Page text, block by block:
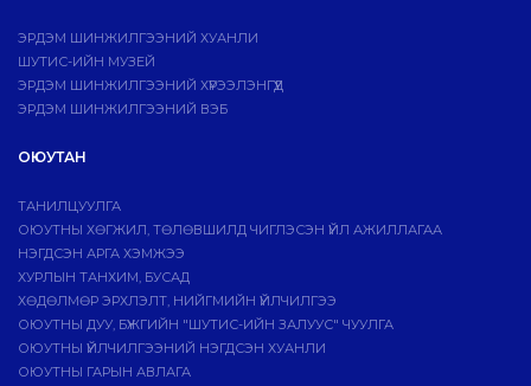
ЭРДЭМ ШИНЖИЛГЭЭНИЙ ХУАНЛИ
ШУТИС-ИЙН МУЗЕЙ
ЭРДЭМ ШИНЖИЛГЭЭНИЙ ХҮРЭЭЛЭНГҮҮД
ЭРДЭМ ШИНЖИЛГЭЭНИЙ ВЭБ
ОЮУТАН
ТАНИЛЦУУЛГА
ОЮУТНЫ ХӨГЖИЛ, ТӨЛӨВШИЛД ЧИГЛЭСЭН ҮЙЛ АЖИЛЛАГАА
НЭГДСЭН АРГА ХЭМЖЭЭ
ХУРЛЫН ТАНХИМ, БУСАД
ХӨДӨЛМӨР ЭРХЛЭЛТ, НИЙГМИЙН ҮЙЛЧИЛГЭЭ
ОЮУТНЫ ДУУ, БҮЖГИЙН "ШУТИС-ИЙН ЗАЛУУС" ЧУУЛГА
ОЮУТНЫ ҮЙЛЧИЛГЭЭНИЙ НЭГДСЭН ХУАНЛИ
ОЮУТНЫ ГАРЫН АВЛАГА